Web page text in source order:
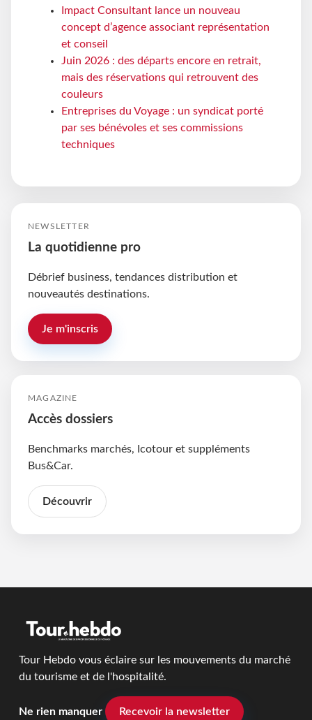
Impact Consultant lance un nouveau
concept d’agence associant représentation
et conseil
Juin 2026 : des départs encore en retrait,
mais des réservations qui retrouvent des
couleurs
Entreprises du Voyage : un syndicat porté
par ses bénévoles et ses commissions
techniques
NEWSLETTER
La quotidienne pro
Débrief business, tendances distribution et
nouveautés destinations.
Je m'inscris
MAGAZINE
Accès dossiers
Benchmarks marchés, Icotour et suppléments
Bus&Car.
Découvrir
Tour Hebdo vous éclaire sur les mouvements du marché
du tourisme et de l'hospitalité.
Ne rien manquer Recevoir la newsletter